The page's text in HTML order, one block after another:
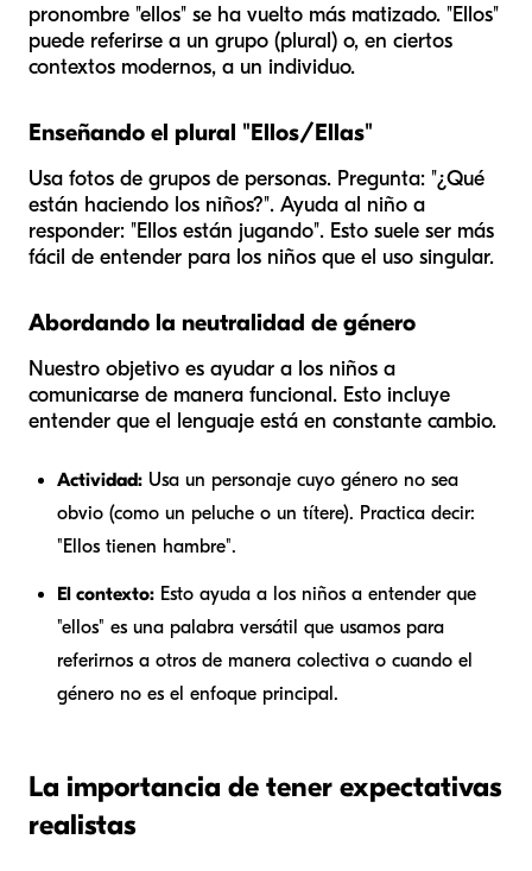
pronombre "ellos" se ha vuelto más matizado. "Ellos"
puede referirse a un grupo (plural) o, en ciertos
contextos modernos, a un individuo.
Enseñando el plural "Ellos/Ellas"
Usa fotos de grupos de personas. Pregunta: "¿Qué
están haciendo los niños?". Ayuda al niño a
responder: "Ellos están jugando". Esto suele ser más
fácil de entender para los niños que el uso singular.
Abordando la neutralidad de género
Nuestro objetivo es ayudar a los niños a
comunicarse de manera funcional. Esto incluye
entender que el lenguaje está en constante cambio.
Actividad: Usa un personaje cuyo género no sea
obvio (como un peluche o un títere). Practica decir:
"Ellos tienen hambre".
El contexto: Esto ayuda a los niños a entender que
"ellos" es una palabra versátil que usamos para
referirnos a otros de manera colectiva o cuando el
género no es el enfoque principal.
La importancia de tener expectativas
realistas